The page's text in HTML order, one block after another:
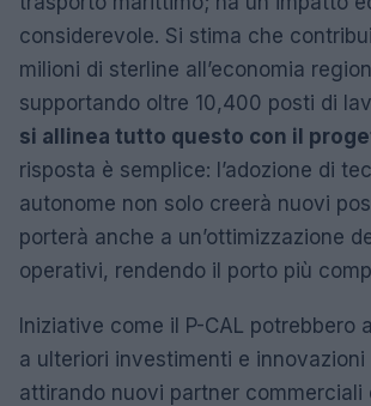
considerevole. Si stima che
milioni di sterline all’economia
supportando oltre 10,400 posti di
si allinea tutto questo con il
risposta è semplice: l’adozione di
autonome non solo creerà nuovi
porterà anche a un’ottimizzazione
operativi, rendendo il porto più
Iniziative come il P-CAL potrebbero
a ulteriori investimenti e innovazioni
attirando nuovi partner commerciali